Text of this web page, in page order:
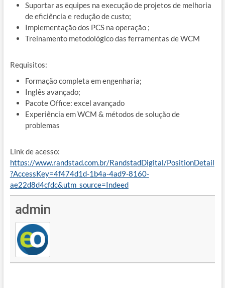
Suportar as equipes na execução de projetos de melhoria
de eficiência e redução de custo;
Implementação dos PCS na operação ;
Treinamento metodológico das ferramentas de WCM
Requisitos:
Formação completa em engenharia;
Inglês avançado;
Pacote Office: excel avançado
Experiência em WCM & métodos de solução de
problemas
Link de acesso:
https://www.randstad.com.br/RandstadDigital/PositionDetail
?AccessKey=4f474d1d-1b4a-4ad9-8160-
ae22d8d4cfdc&utm_source=Indeed
admin